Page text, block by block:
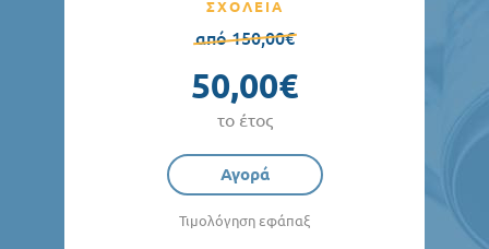
ΣΧΟΛΕΙΑ
από 150,00€
50,00€
το έτος
Αγορά
Τιμολόγηση εφάπαξ